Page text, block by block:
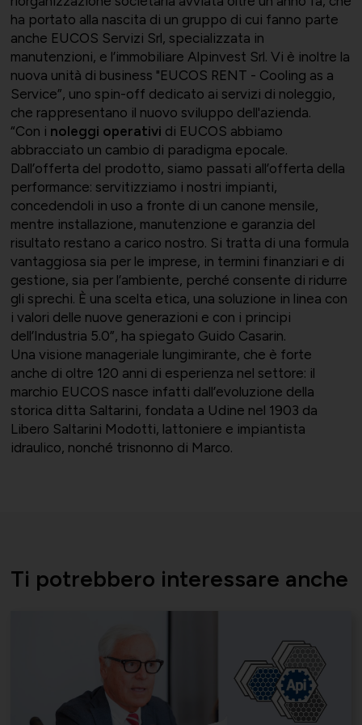
ha portato alla nascita di un gruppo di cui fanno parte
anche EUCOS Servizi Srl, specializzata in
manutenzioni, e l’immobiliare Alpinvest Srl. Vi è inoltre la
nuova unità di business "EUCOS RENT - Cooling as a
Service”, uno spin-off dedicato ai servizi di noleggio,
che rappresentano il nuovo sviluppo dell'azienda.
“Con i noleggi operativi di EUCOS abbiamo
abbracciato un cambio di paradigma epocale.
Dall’offerta del prodotto, siamo passati all’offerta della
performance: servitizziamo i nostri impianti,
concedendoli in uso a fronte di un canone mensile,
mentre installazione, manutenzione e garanzia del
risultato restano a carico nostro. Si tratta di una formula
vantaggiosa sia per le imprese, in termini finanziari e di
gestione, sia per l’ambiente, perché consente di ridurre
gli sprechi. È una scelta etica, una soluzione in linea con
i valori delle nuove generazioni e con i principi
dell’Industria 5.0”, ha spiegato Guido Casarin.
Una visione manageriale lungimirante, che è forte
anche di oltre 120 anni di esperienza nel settore: il
marchio EUCOS nasce infatti dall’evoluzione della
storica ditta Saltarini, fondata a Udine nel 1903 da
Libero Saltarini Modotti, lattoniere e impiantista
idraulico, nonché trisnonno di Marco.
Ti potrebbero interessare anche